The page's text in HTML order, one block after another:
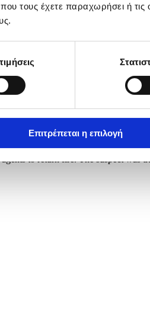
τους έχετε παραχωρήσει ή τις
Επιτρέπεται η επιλογή
in Washington, DC, USA,
to return fire. The suspect was